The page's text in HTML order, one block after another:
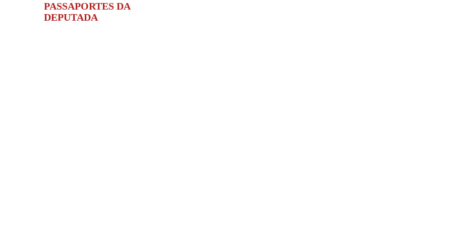
PASSAPORTES DA
DEPUTADA